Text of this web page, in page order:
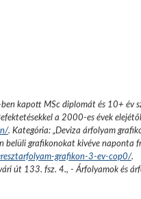
kapott MSc diplomát és 10+ év
a 2000-es évek
. Kategória: „Deviza árfolyam
belüli grafikonokat kivéve naponta
grafikon-3-ev-cop0/.
út 133. fsz. 4., - Árfolyamok és